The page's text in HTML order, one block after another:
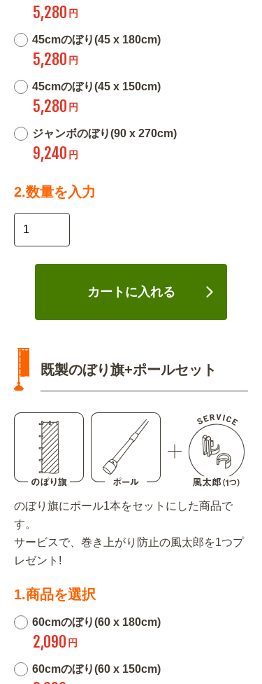
5,280 円
45cmのぼり(45 x 180cm)
5,280 円
45cmのぼり(45 x 150cm)
5,280 円
ジャンボのぼり(90 x 270cm)
9,240 円
2.数量を入力
カートに入れる
既製のぼり旗+ポールセット
のぼり旗にポール1本をセットにした商品で
す。
サービスで、巻き上がり防止の風太郎を1つプ
レゼント!
1.商品を選択
60cmのぼり(60 x 180cm)
2,090 円
60cmのぼり(60 x 150cm)